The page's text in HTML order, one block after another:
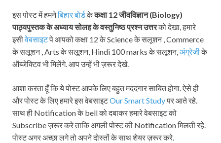
इस पोस्ट में हमनेबिहार बोर्डकेकक्षा 12जीवविज्ञान (Biology)
पाठ्यपुस्तकके अध्याय सोलह के वस्तुनिष्ठ प्रश्न उत्तरको देखा, हमारे
इसीवेबसाइटपे आपको कक्षा 12 के Science के सलूशन , Commerce
के सलूशन , Arts के सलूशन, Hindi 100 marks के सलूशन,अंग्रेजीके
ऑब्जेक्टिव भी मिलेंगे. आप उन्हें भी ज़रूर देखे.
आशा करता हूँ कि ये पोस्ट आपके लिए बहुत मददगार साबित होगा. ऐसे ही
और पोस्ट के लिए हमारे इस वेबसाइटOur Smart Studyपर आते रहे.
साथ ही Notification के bell को दबाकर हमारे वेबसाइट को
Subscribe ज़रूर करे ताकि अगली पोस्ट की Notification मिलती रहे.
पोस्ट अगर अच्छा लगे तो अपने दोस्तों के साथ शेयर ज़रूर करे.